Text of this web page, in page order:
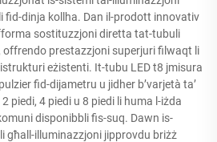
fid-dinja kollha. Dan il-prodott innovativ
sostituzzjoni diretta tat-tubuli
prestazzjoni superjuri filwaqt li
eżistenti. It-tubu LED t8 jmisura
fid-dijametru u jidher b’varjetà ta’
piedi, 4 piedi u 8 piedi li huma l-iżda
disponibbli fis-suq. Dawn is-
għall-illuminazzjoni jipprovdu briżż